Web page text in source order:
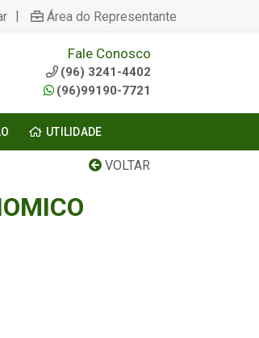
| Área do Representante
Fale Conosco
(96) 3241-4402
(96)99190-7721
UTILIDADE
VOLTAR